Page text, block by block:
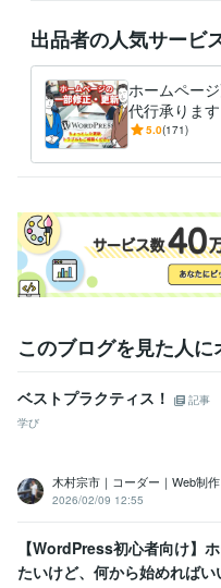
ビジネス・クリエイティブツ
Adobe Photoshop:20年
WordPress:7年Google
Adobe Premiere Pro:3年
得意分野
Web制作・HP作成・EC構築
経営 人材
生活用品
Web制作・HP作成・EC構築
リフォーム 飲食 メ
不動産
介護
学歴
京都産業大学 1992年3月 ~
デジタルクリエイターカレッ
デジタルクリエイターカレッジ
出品者の人気サービ
ホームペー
代行承りま
トの更新を
5.0(171)
このブログを見た人に
ベストプラクティス！
記事
学び
木村宗市｜コーダー｜Web制作
2026/02/09 12:55
【WordPress初心者向け】
たいけど、何から始めればい